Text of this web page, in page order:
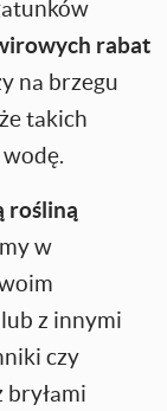
rabat
na brzegu
takich
rośliną
w
z innymi
czy
bryłami